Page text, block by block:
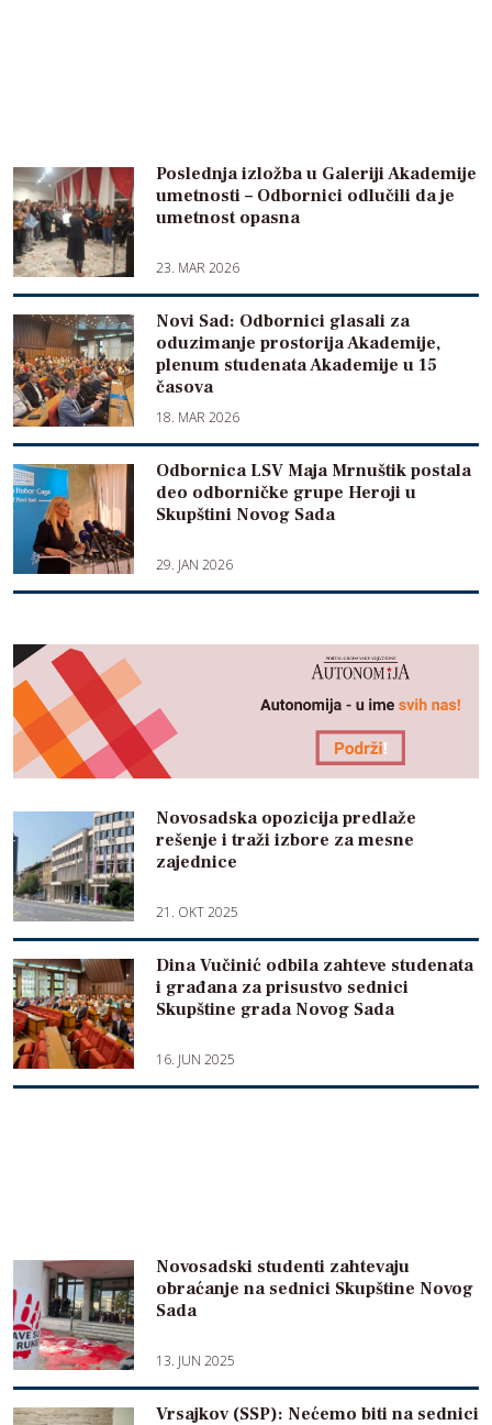
Poslednja izložba u Galeriji Akademije
umetnosti – Odbornici odlučili da je
umetnost opasna
23. MAR 2026
Novi Sad: Odbornici glasali za
oduzimanje prostorija Akademije,
plenum studenata Akademije u 15
časova
18. MAR 2026
Odbornica LSV Maja Mrnuštik postala
deo odborničke grupe Heroji u
Skupštini Novog Sada
29. JAN 2026
Novosadska opozicija predlaže
rešenje i traži izbore za mesne
zajednice
21. OKT 2025
Dina Vučinić odbila zahteve studenata
i građana za prisustvo sednici
Skupštine grada Novog Sada
16. JUN 2025
Novosadski studenti zahtevaju
obraćanje na sednici Skupštine Novog
Sada
13. JUN 2025
Vrsajkov (SSP): Nećemo biti na sednici